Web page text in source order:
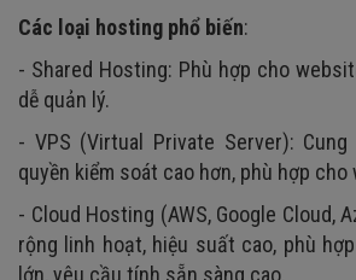
Các loại hosting phổ biến:
- Shared Hosting: Phù hợp cho
dễ quản lý.
- VPS (Virtual Private Server):
quyền kiểm soát cao hơn, phù hợp
- Cloud Hosting (AWS, Google Cloud,
rộng linh hoạt, hiệu suất cao, phù
lớn, yêu cầu tính sẵn sàng cao.